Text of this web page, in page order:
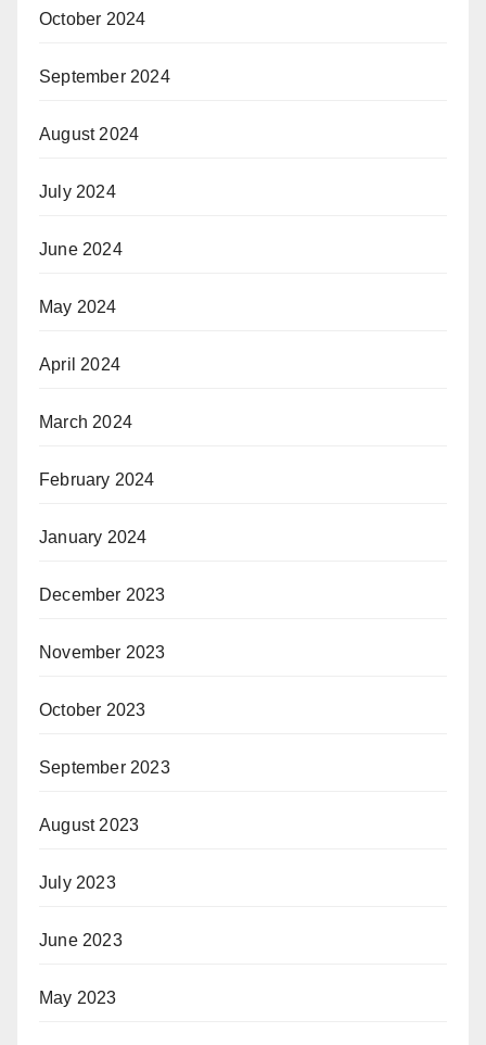
October 2024
September 2024
August 2024
July 2024
June 2024
May 2024
April 2024
March 2024
February 2024
January 2024
December 2023
November 2023
October 2023
September 2023
August 2023
July 2023
June 2023
May 2023